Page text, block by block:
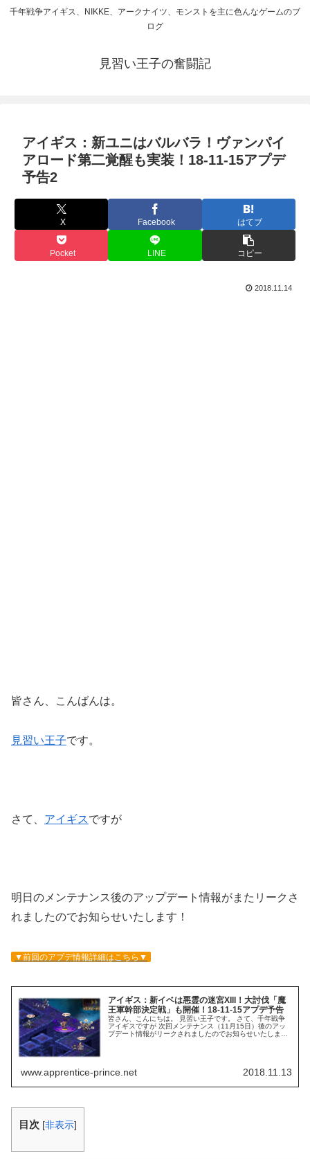
千年戦争アイギス、NIKKE、アークナイツ、モンストを主に色んなゲームのブ
ログ
見習い王子の奮闘記
アイギス：新ユニはバルバラ！ヴァンパイ
アロード第二覚醒も実装！18-11-15アプデ
予告2
X Facebook はてブ
Pocket LINE コピー
2018.11.14
皆さん、こんばんは。
見習い王子です。
さて、 アイギスですが
明日のメンテナンス後のアップデート情報がまたリークさ
れましたのでお知らせいたします！
▼前回のアプデ情報詳細はこちら▼
アイギス：新イベは悪霊の迷宮XIII！大討伐「魔
王軍幹部決定戦」も開催！18-11-15アプデ予告
皆さん、こんにちは。 見習い王子です。 さて、千年戦争
アイギスですが 次回メンテナンス（11月15日）後のアッ
プデート情報がリークされましたのでお知らせいたしま
www.apprentice-prince.net 2018.11.13
目次 [非表示]